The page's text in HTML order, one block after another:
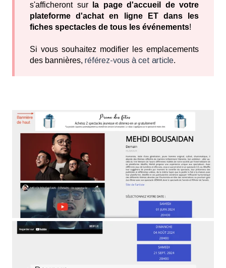
s'afficheront sur
la page d'accueil de votre
plateforme d'achat en ligne ET dans les
fiches spectacles de tous les événements!
Si vous souhaitez modifier les emplacements
des bannières, référez-vous à cet article.